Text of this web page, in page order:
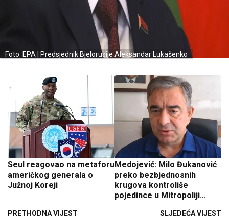
Foto: EPA | Predsjednik Bjelorusije Aleksandar Lukašenko
Seul reagovao na metaforu
američkog generala o
Južnoj Koreji
PRETHODNA VIJEST
Medojević: Milo Đukanović
preko bezbjednosnih
krugova kontroliše
pojedince u Mitropoliji
crnogorsko-primorskoj
SLJEDEĆA VIJEST